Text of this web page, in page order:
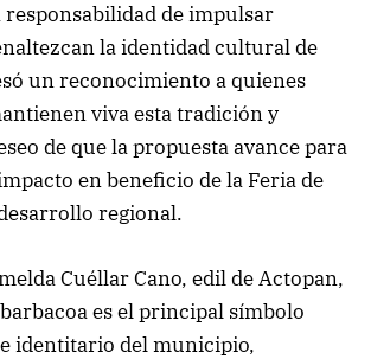
responsabilidad de impulsar
la identidad cultural de
un reconocimiento a quienes
viva esta tradición y
de que la propuesta avance para
en beneficio de la Feria de
regional.
Cuéllar Cano, edil de Actopan,
es el principal símbolo
identitario del municipio,